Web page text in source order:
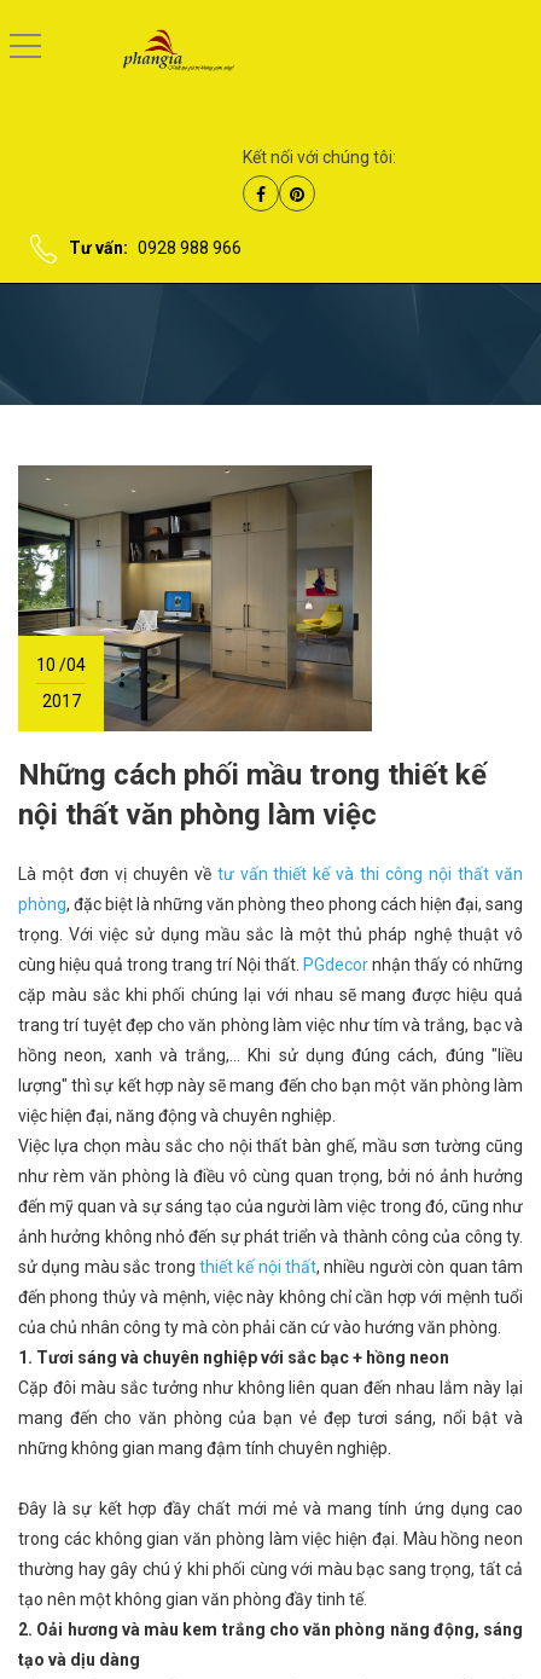
Kết nối với chúng tôi:
Tư vấn: 0928 988 966
10 /04
2017
Những cách phối mầu trong thiết kế
nội thất văn phòng làm việc
Là một đơn vị chuyên về tư vấn thiết kế và thi công nội thất văn
phòng, đặc biệt là những văn phòng theo phong cách hiện đại, sang
trọng. Với việc sử dụng mầu sắc là một thủ pháp nghệ thuật vô
cùng hiệu quả trong trang trí Nội thất. PGdecornhận thấy có những
cặp màu sắc khi phối chúng lại với nhau sẽ mang được hiệu quả
trang trí tuyệt đẹp cho văn phòng làm việc như tím và trắng, bạc và
hồng neon, xanh và trắng,... Khi sử dụng đúng cách, đúng "liều
lượng" thì sự kết hợp này sẽ mang đến cho bạn một văn phòng làm
việc hiện đại, năng động và chuyên nghiệp.
Việc lựa chọn màu sắc cho nội thất bàn ghế, mầu sơn tường cũng
như rèm văn phòng là điều vô cùng quan trọng, bởi nó ảnh hưởng
đến mỹ quan và sự sáng tạo của người làm việc trong đó, cũng như
ảnh hưởng không nhỏ đến sự phát triển và thành công của công ty.
sử dụng màu sắc trong thiết kế nội thất, nhiều người còn quan tâm
đến phong thủy và mệnh, việc này không chỉ cần hợp với mệnh tuổi
của chủ nhân công ty mà còn phải căn cứ vào hướng văn phòng.
1. Tươi sáng và chuyên nghiệp với sắc bạc + hồng neon
Cặp đôi màu sắc tưởng như không liên quan đến nhau lắm này lại
mang đến cho văn phòng của bạn vẻ đẹp tươi sáng, nổi bật và
những không gian mang đậm tính chuyên nghiệp.
Đây là sự kết hợp đầy chất mới mẻ và mang tính ứng dụng cao
trong các không gian văn phòng làm việc hiện đại. Màu hồng neon
thường hay gây chú ý khi phối cùng với màu bạc sang trọng, tất cả
tạo nên một không gian văn phòng đầy tinh tế.
2. Oải hương và màu kem trắng cho văn phòng năng động, sáng
tạo và dịu dàng